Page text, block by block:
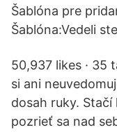
Šablóna pre
Šablóna:Vedeli
50,937 likes · 35
si ani
dosah ruky.
pozrieť sa nad